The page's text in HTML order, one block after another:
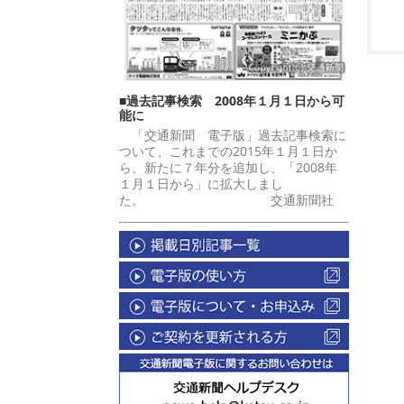
■過去記事検索 2008年１月１日から可
能に
「交通新聞 電子版」過去記事検索に
ついて、これまでの2015年１月１日か
ら、新たに７年分を追加し、「2008年
１月１日から」に拡大しまし
た。 交通新聞社